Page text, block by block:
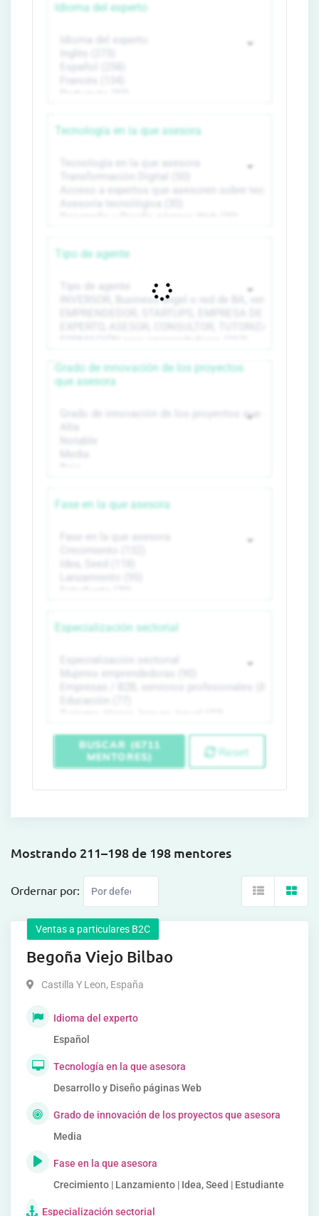
Idioma del experto
Tecnología en la que asesora
Tipo de agente
Grado de innovación de los proyectos
que asesora
Fase en la que asesora
Especialización sectorial
BUSCAR (6711
MENTORES)
Reset
Mostrando 211–198 de 198 mentores
Ordernar por:
Ventas a particulares B2C
Begoña Viejo Bilbao
Castilla Y Leon, España
Idioma del experto
Español
Tecnología en la que asesora
Desarrollo y Diseño páginas Web
Grado de innovación de los proyectos que asesora
Media
Fase en la que asesora
Crecimiento | Lanzamiento | Idea, Seed | Estudiante
Especialización sectorial